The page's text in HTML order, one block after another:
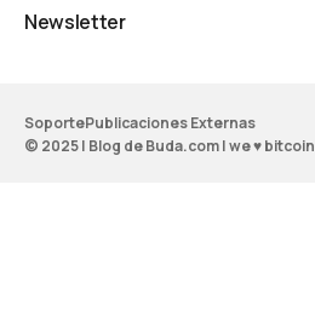
Newsletter
SoportePublicaciones Externas
© 2025 | Blog de Buda.com | we ♥ bitcoin